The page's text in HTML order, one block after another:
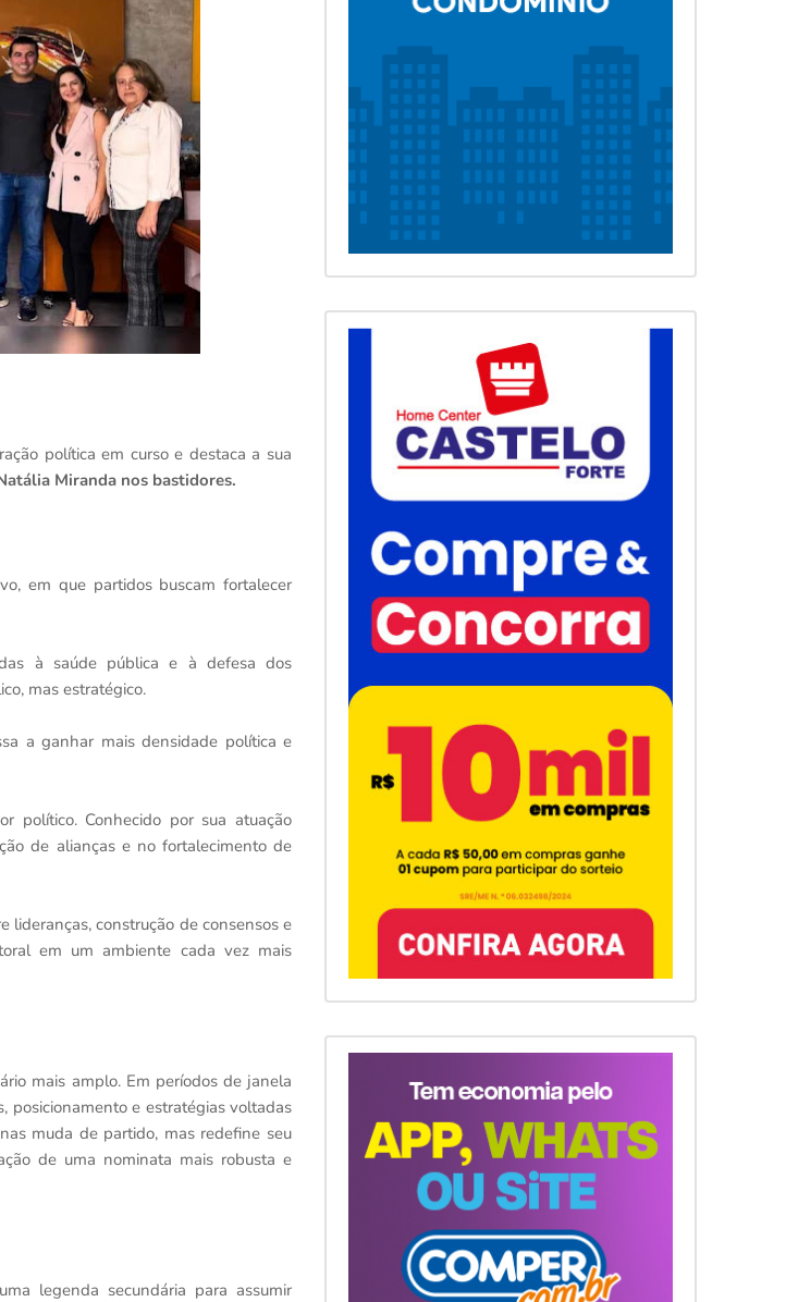
política em curso e destaca a sua
Miranda nos bastidores.
em que partidos buscam fortalecer
à saúde pública e à defesa dos
mas estratégico.
a ganhar mais densidade política e
político. Conhecido por sua atuação
de alianças e no fortalecimento de
lideranças, construção de consensos e
em um ambiente cada vez mais
mais amplo. Em períodos de janela
posicionamento e estratégias voltadas
muda de partido, mas redefine seu
de uma nominata mais robusta e
legenda secundária para assumir